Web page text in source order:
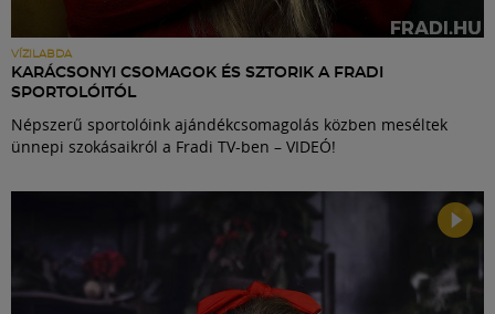
VÍZILABDA
KARÁCSONYI CSOMAGOK ÉS SZTORIK A FRADI
SPORTOLÓITÓL
Népszerű sportolóink ajándékcsomagolás közben meséltek
ünnepi szokásaikról a Fradi TV-ben – VIDEÓ!
Shop